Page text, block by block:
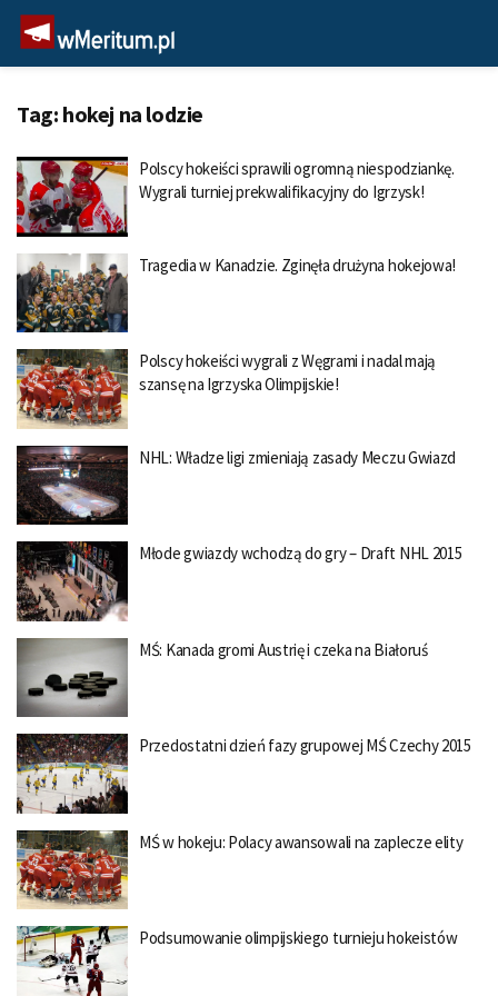
Tag: hokej na lodzie
Polscy hokeiści sprawili ogromną niespodziankę.
Wygrali turniej prekwalifikacyjny do Igrzysk!
Tragedia w Kanadzie. Zginęła drużyna hokejowa!
Polscy hokeiści wygrali z Węgrami i nadal mają
szansę na Igrzyska Olimpijskie!
NHL: Władze ligi zmieniają zasady Meczu Gwiazd
Młode gwiazdy wchodzą do gry – Draft NHL 2015
MŚ: Kanada gromi Austrię i czeka na Białoruś
Przedostatni dzień fazy grupowej MŚ Czechy 2015
MŚ w hokeju: Polacy awansowali na zaplecze elity
Podsumowanie olimpijskiego turnieju hokeistów